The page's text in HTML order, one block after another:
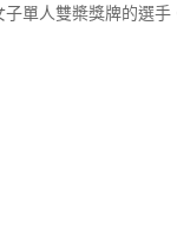
單人雙槳獎牌的選